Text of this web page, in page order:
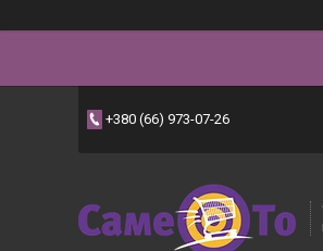
+380 (66) 973-07-26